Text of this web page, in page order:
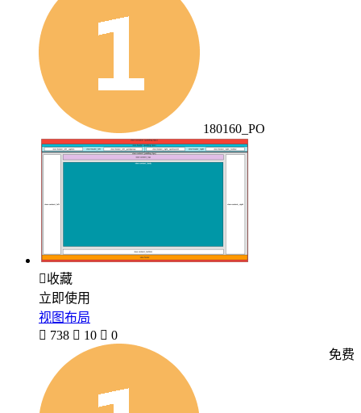
180160_PO
收藏
立即使用
视图布局
 738  10  0
免费